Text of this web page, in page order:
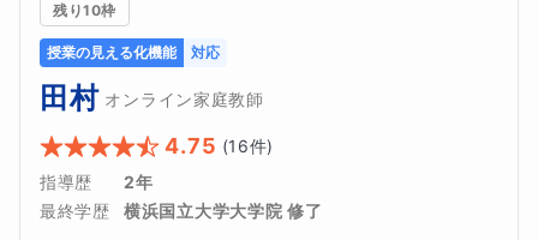
残り10枠
授業の見える化機能 対応
田村 オンライン家庭教師
4.75 (16件)
指導歴
2年
最終学歴
横浜国立大学大学院 修了